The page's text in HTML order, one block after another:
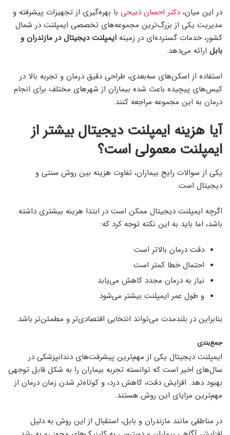
در این میان، دکتر احسان ذبیحی با بهره‌گیری از تجهیزات پیشرفته و
مدیریت یکی از بزرگ‌ترین مجموعه‌های تخصصی ایمپلنت در شمال
کشور، خدمات گسترده‌ای در زمینه ایمپلنت دیجیتال در مازندران و
بابل ارائه می‌دهد.
استفاده از اسکن‌های سه‌بعدی، طراحی دقیق درمان و تجربه بالا در
کیس‌های پیچیده باعث شده بیماران از شهرهای مختلف برای انجام
درمان به این مجموعه مراجعه کنند.
آیا هزینه ایمپلنت دیجیتال بیشتر از
ایمپلنت معمولی است؟
یکی از سوالات رایج بیماران، تفاوت هزینه بین روش سنتی و
دیجیتال است.
اگرچه ایمپلنت دیجیتال ممکن است در ابتدا هزینه بیشتری داشته
باشد، اما باید به این نکته توجه کرد که:
دقت درمان بالاتر است
احتمال خطا کمتر است
نیاز به درمان مجدد کاهش می‌یابد
و طول عمر ایمپلنت بیشتر می‌شود
بنابراین در بلندمدت می‌تواند انتخابی اقتصادی‌تر و مطمئن‌تر باشد.
جمع‌بندی
ایمپلنت دیجیتال یکی از مهم‌ترین پیشرفت‌های دندانپزشکی در
سال‌های اخیر است که توانسته تجربه بیماران را به شکل قابل توجهی
بهبود دهد. افزایش دقت، کاهش درد، و کوتاه‌تر شدن زمان درمان از
مهم‌ترین مزایای این روش هستند.
در مناطقی مانند مازندران و بابل، استقبال از این روش به دلیل